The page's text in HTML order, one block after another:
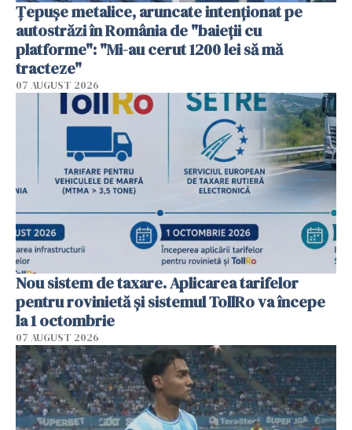
Țepușe metalice, aruncate intenționat pe
autostrăzi în România de "baieții cu
platforme": "Mi-au cerut 1200 lei să mă
tracteze"
07 AUGUST 2026
Nou sistem de taxare. Aplicarea tarifelor
pentru rovinietă şi sistemul TollRo va începe
la 1 octombrie
07 AUGUST 2026